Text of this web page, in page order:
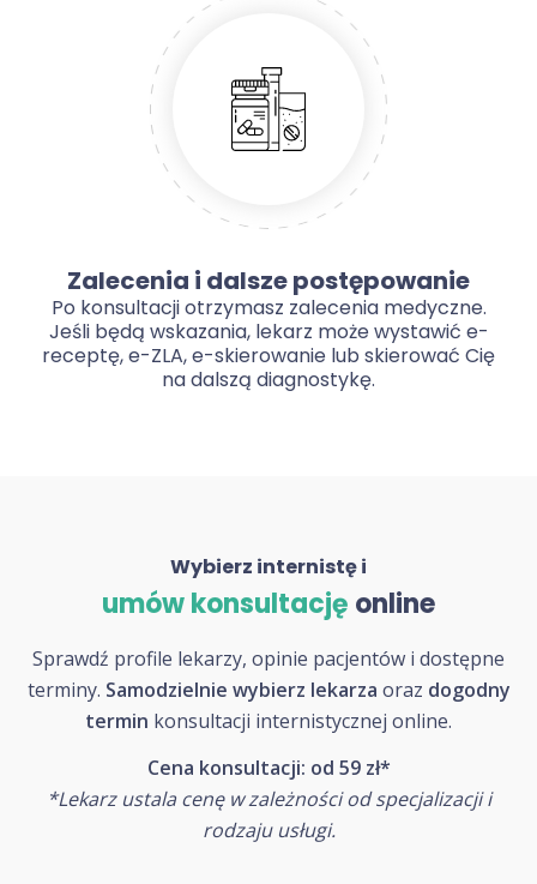
Zalecenia i dalsze postępowanie
Po konsultacji otrzymasz zalecenia medyczne.
Jeśli będą wskazania, lekarz może wystawić e-
receptę, e-ZLA, e-skierowanie lub skierować Cię
na dalszą diagnostykę.
Wybierz internistę i
umów konsultację online
Sprawdź profile lekarzy, opinie pacjentów i dostępne
terminy. Samodzielnie wybierz lekarza oraz dogodny
termin konsultacji internistycznej online.
Cena konsultacji: od 59 zł*
*Lekarz ustala cenę w zależności od specjalizacji i
rodzaju usługi.